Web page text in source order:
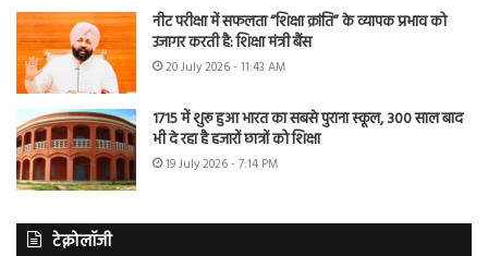
नीट परीक्षा में सफलता “शिक्षा क्रांति” के व्यापक प्रभाव को
उजागर करती है: शिक्षा मंत्री बैंस
20 July 2026 - 11:43 AM
1715 में शुरू हुआ भारत का सबसे पुराना स्कूल, 300 साल बाद
भी दे रहा है हजारों छात्रों को शिक्षा
19 July 2026 - 7:14 PM
टेक्नोलॉजी